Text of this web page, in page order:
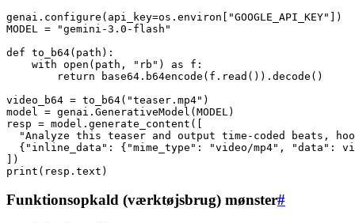
genai.configure(api_key=os.environ["GOOGLE_API_KEY"])
MODEL = "gemini-3.0-flash"
def to_b64(path):
    with open(path, "rb") as f:
        return base64.b64encode(f.read()).decode()
video_b64 = to_b64("teaser.mp4")
model = genai.GenerativeModel(MODEL)
resp = model.generate_content([
"Analyze this teaser and output time-coded beats,
{"inline_data": {"mime_type": "video/mp4", "data":
])
Funktionsopkald (værktøjsbrug) mønster#